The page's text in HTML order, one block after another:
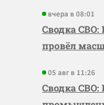
вчера в 08:01
Сводка СВО:
провёл
05 авг в 11:26
Сводка СВО: